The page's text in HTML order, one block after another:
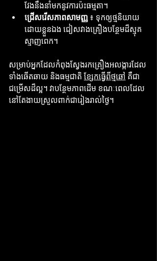
វែងនឹងនាំមកនូវការប៉ះធម្មតា។
ជ្រើសរើសភាពសាមញ្ញ ៖ ទុកឲ្យថ្មនិយាយ
ដោយខ្លួនឯង ជៀសវាងគ្រឿងបន្ថែមដ៏ស្មុគ
ស្មាញពេក។
សម្រាប់អ្នកដែលកំពុងស្វែងរកគ្រឿងអលង្ការដែល
ទាំងឆើតឆាយ និងធម្មជាតិ ខ្សែកធ្វើពីថ្មឆៅ គឺជា
ជម្រើសដ៏ល្អ។ វាបន្ថែមភាពដើម ខណៈពេលដែល
នៅតែងាយស្រួលពាក់ជារៀងរាល់ថ្ងៃ។